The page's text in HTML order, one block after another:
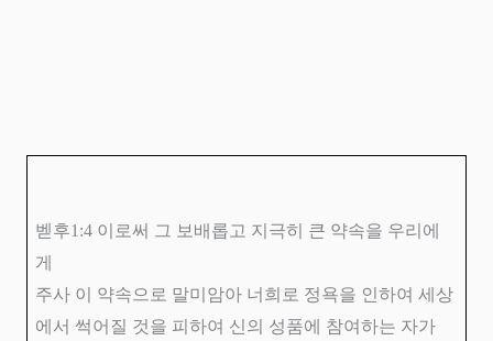
벧후1:4 이로써 그 보배롭고 지극히 큰 약속을 우리에
게
주사 이 약속으로 말미암아 너희로 정욕을 인하여 세상
에서 썩어질 것을 피하여 신의 성품에 참여하는 자가